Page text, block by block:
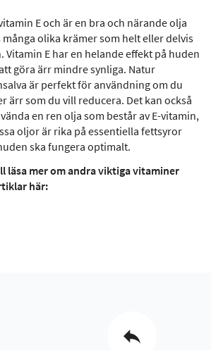
E och är en bra och närande olja
olika krämer som helt eller delvis
Vitamin E har en helande effekt på huden
göra ärr mindre synliga. Natur
är perfekt för användning om du
ärr som du vill reducera. Det kan också
en ren olja som består av E-vitamin,
oljor är rika på essentiella fettsyror
ska fungera optimalt.
läsa mer om andra viktiga vitaminer
här: